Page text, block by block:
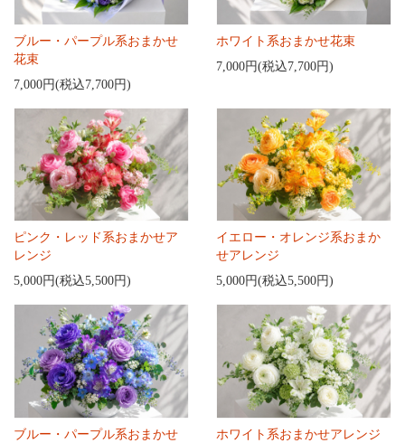
ブルー・パープル系おまかせ
花束
7,000円(税込7,700円)
ホワイト系おまかせ花束
7,000円(税込7,700円)
ピンク・レッド系おまかせア
レンジ
5,000円(税込5,500円)
イエロー・オレンジ系おまか
せアレンジ
5,000円(税込5,500円)
ブルー・パープル系おまかせ
ホワイト系おまかせアレンジ